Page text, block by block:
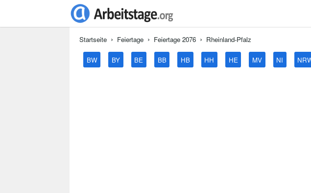
Startseite Feiertage Feiertage 2076 Rheinland-Pfalz
BW BY BE BB HB HH HE MV NI